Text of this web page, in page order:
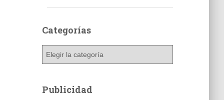
Categorías
g
Publicidad